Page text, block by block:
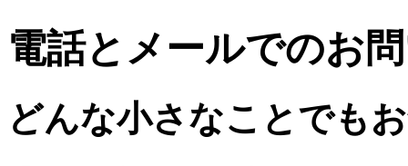
電話とメールでのお
どんな小さなことでも